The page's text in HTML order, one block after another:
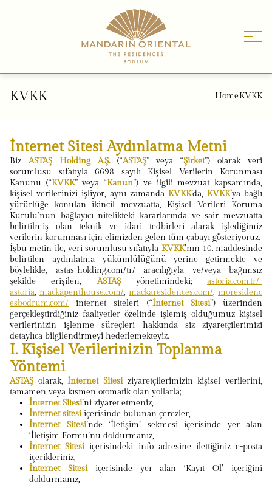
KVKK HomeKVKK
İnternet Sitesi Aydınlatma Metni
BizASTAŞ Holding A.Ş.(“ASTAŞ” veya “Şirket”) olarak veri
sorumlusu sıfatıyla 6698 sayılı Kişisel Verilerin Korunması
Kanunu (“KVKK” veya “Kanun”) ve ilgili mevzuat kapsamında,
kişisel verilerinizi işliyor, aynı zamanda KVKK’da, KVKK’ya bağlı
yürürlüğe konulan ikincil mevzuatta, Kişisel Verileri Koruma
Kurulu’nun bağlayıcı nitelikteki kararlarında ve sair mevzuatta
belirtilmiş olan teknik ve idari tedbirleri alarak işlediğimiz
verilerin korunması için elimizden gelen tüm çabayı gösteriyoruz.
İşbu metin ile, veri sorumlusu sıfatıyla KVKK’nın 10. maddesinde
belirtilen aydınlatma yükümlülüğünü yerine getirmekte ve
böylelikle, astas-holding.com/tr/ aracılığıyla ve/veya bağımsız
şekilde erişilen,ASTAŞyönetimindeki; astoria.com.tr/-
astoria, mackapenthouse.com/, mackaresidences.com/, moresidenc
esbodrum.com/ internet siteleri (“İnternet Sitesi”) üzerinden
gerçekleştirdiğiniz faaliyetler özelinde işlemiş olduğumuz kişisel
verilerinizin işlenme süreçleri hakkında siz ziyaretçilerimizi
detaylıca bilgilendirmeyi hedeflemekteyiz.
I. Kişisel Verilerinizin Toplanma
Yöntemi
ASTAŞ olarak,İnternet Sitesiziyaretçilerimizin kişisel verilerini,
tamamen veya kısmen otomatik olan yollarla;
İnternet Sitesi’ni ziyaret etmeniz,
İnternet sitesiiçerisinde bulunan çerezler,
İnternet Sitesi’nde ‘İletişim’ sekmesi içerisinde yer alan
‘İletişim Formu’nu doldurmanız,
İnternet Sitesiiçerisindeki info adresine ilettiğiniz e-posta
içerikleriniz,
İnternet Sitesiiçerisinde yer alan ‘Kayıt Ol’ içeriğini
doldurmanız,